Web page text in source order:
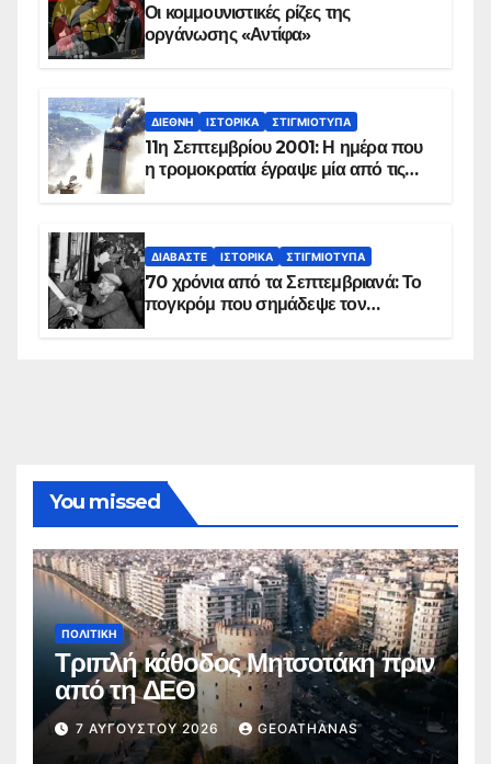
Οι κομμουνιστικές ρίζες της
οργάνωσης «Αντίφα»
ΔΙΕΘΝΉ ΙΣΤΟΡΙΚΆ ΣΤΙΓΜΙΌΤΥΠΑ
11η Σεπτεμβρίου 2001: Η ημέρα που
η τρομοκρατία έγραψε μία από τις
ΔΙΑΒΆΣΤΕ ΙΣΤΟΡΙΚΆ ΣΤΙΓΜΙΌΤΥΠΑ
70 χρόνια από τα Σεπτεμβριανά: Το
πογκρόμ που σημάδεψε τον
You missed
ΠΟΛΙΤΙΚΉ
Τριπλή κάθοδος Μητσοτάκη πριν
από τη ΔΕΘ
7 ΑΥΓΟΎΣΤΟΥ 2026 GEOATHANAS